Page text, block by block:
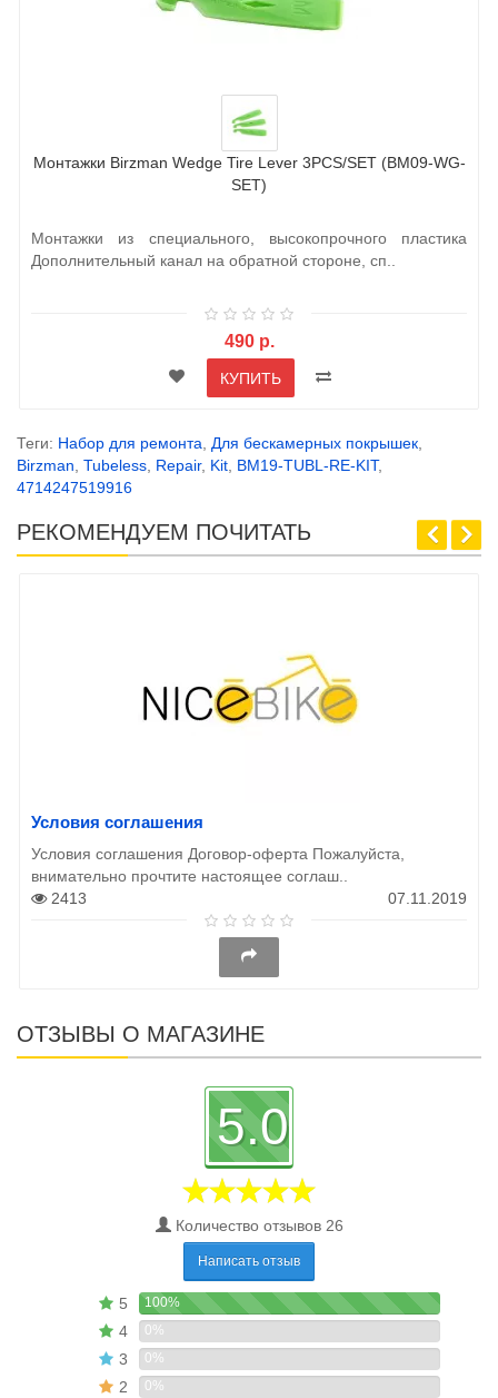
Монтажки Birzman Wedge Tire Lever 3PCS/SET (BM09-WG-
SET)
Монтажки из специального, высокопрочного пластика
Дополнительный канал на обратной стороне, сп..
490 р.
КУПИТЬ
Теги: Набор для ремонта, Для бескамерных покрышек,
Birzman, Tubeless, Repair, Kit, BM19-TUBL-RE-KIT,
4714247519916
РЕКОМЕНДУЕМ ПОЧИТАТЬ
Условия соглашения
Условия соглашения Договор-оферта Пожалуйста,
внимательно прочтите настоящее соглаш..
2413
07.11.2019
ОТЗЫВЫ О МАГАЗИНЕ
5.0
Количество отзывов 26
Написать отзыв
5 100%
4 0%
3 0%
2 0%